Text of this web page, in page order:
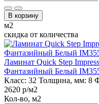
В корзину
м2
скидка от количества
Ламинат Quick Step
Фантазийный Белый
Класс: 32 Толщина, мм: 8
2620 р/м2
Кол-во, м2